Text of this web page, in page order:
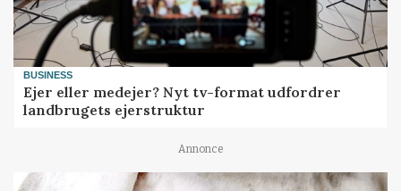
BUSINESS
Ejer eller medejer? Nyt tv-format udfordrer
landbrugets ejerstruktur
Annonce